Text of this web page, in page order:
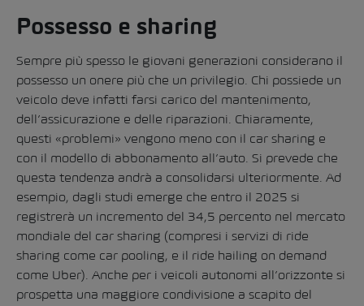
Possesso e sharing
Sempre più spesso le giovani generazioni considerano il
possesso un onere più che un privilegio. Chi possiede un
veicolo deve infatti farsi carico del mantenimento,
dell’assicurazione e delle riparazioni. Chiaramente,
questi «problemi» vengono meno con il car sharing e
con il modello di abbonamento all’auto. Si prevede che
questa tendenza andrà a consolidarsi ulteriormente. Ad
esempio, dagli studi emerge che entro il 2025 si
registrerà un incremento del 34,5 percento nel mercato
mondiale del car sharing (compresi i servizi di ride
sharing come car pooling, e il ride hailing on demand
come Uber). Anche per i veicoli autonomi all’orizzonte si
prospetta una maggiore condivisione a scapito del